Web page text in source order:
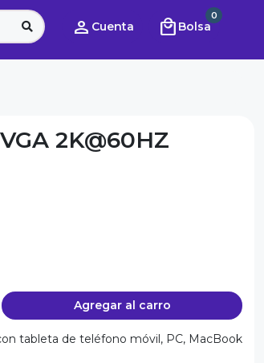
person Cuenta local_mall Bolsa
0
2K@60HZ
Agregar al carro
tableta de teléfono móvil, PC, MacBook